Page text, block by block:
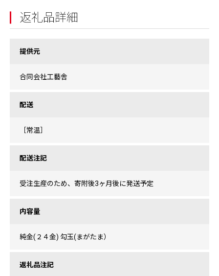
返礼品詳細
提供元
合同会社工藝舎
配送
［常温］
配送注記
受注生産のため、寄附後3ヶ月後に発送予定
内容量
純金(２４金) 勾玉(まがたま）
返礼品注記